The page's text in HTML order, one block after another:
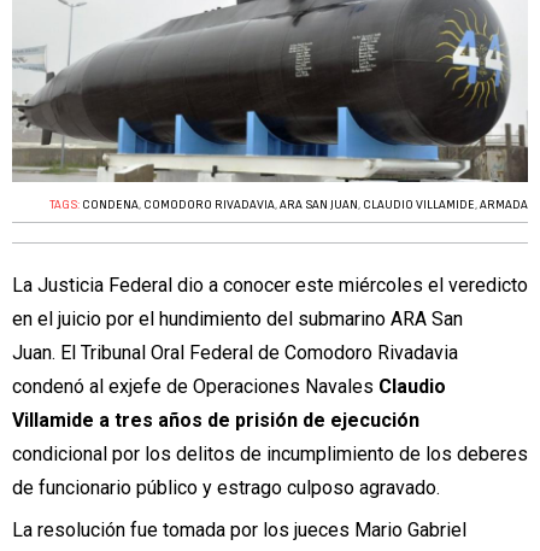
TAGS: CONDENA, COMODORO RIVADAVIA,ARA SAN JUAN, CLAUDIO VILLAMIDE,ARMADA
La Justicia Federal dio a conocer este miércoles el veredicto
en el juicio por el hundimiento del submarino ARA San
Juan. El Tribunal Oral Federal de Comodoro Rivadavia
condenó al exjefe de Operaciones Navales Claudio
Villamide a tres años de prisión de ejecución
condicional por los delitos de incumplimiento de los deberes
de funcionario público y estrago culposo agravado.
La resolución fue tomada por los jueces Mario Gabriel